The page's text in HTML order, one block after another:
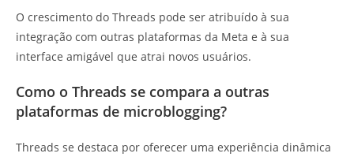
O crescimento do Threads pode ser atribuído à sua
integração com outras plataformas da Meta e à sua
interface amigável que atrai novos usuários.
Como o Threads se compara a outras
plataformas de microblogging?
Threads se destaca por oferecer uma experiência dinâmica